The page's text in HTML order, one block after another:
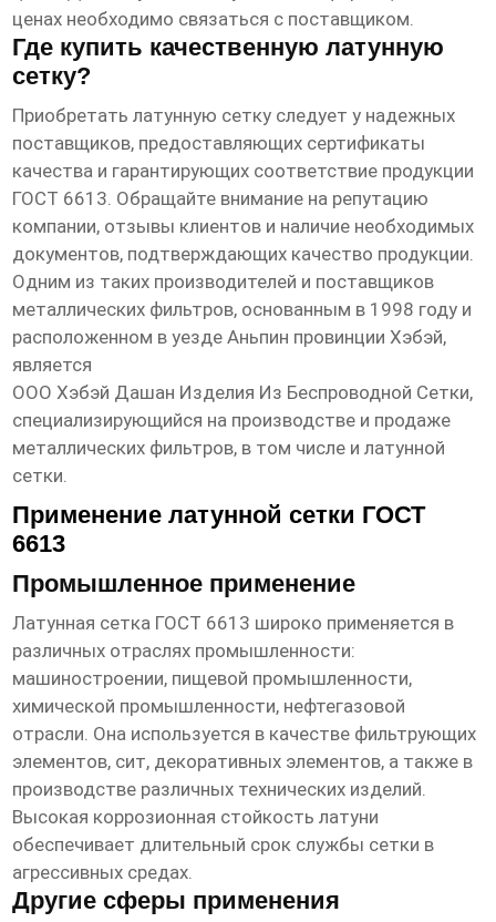
ценах необходимо связаться с поставщиком.
Где купить качественную латунную
сетку?
Приобретать латунную сетку следует у надежных
поставщиков, предоставляющих сертификаты
качества и гарантирующих соответствие продукции
ГОСТ 6613. Обращайте внимание на репутацию
компании, отзывы клиентов и наличие необходимых
документов, подтверждающих качество продукции.
Одним из таких производителей и поставщиков
металлических фильтров, основанным в 1998 году и
расположенном в уезде Аньпин провинции Хэбэй,
является
ООО Хэбэй Дашан Изделия Из Беспроводной Сетки,
специализирующийся на производстве и продаже
металлических фильтров, в том числе и латунной
сетки.
Применение латунной сетки ГОСТ
6613
Промышленное применение
Латунная сетка ГОСТ 6613 широко применяется в
различных отраслях промышленности:
машиностроении, пищевой промышленности,
химической промышленности, нефтегазовой
отрасли. Она используется в качестве фильтрующих
элементов, сит, декоративных элементов, а также в
производстве различных технических изделий.
Высокая коррозионная стойкость латуни
обеспечивает длительный срок службы сетки в
агрессивных средах.
Другие сферы применения